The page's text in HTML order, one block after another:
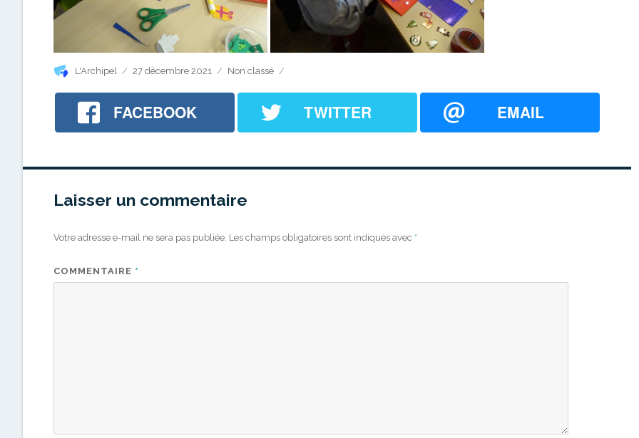
Auteur
L'Archipel
Publié
27 décembre 2021 Catégories
Non classé
FACEBOOK TWITTER EMAIL
Laisser un commentaire
Votre adresse e-mail ne sera pas publiée. Les champs obligatoires sont indiqués avec *
COMMENTAIRE *